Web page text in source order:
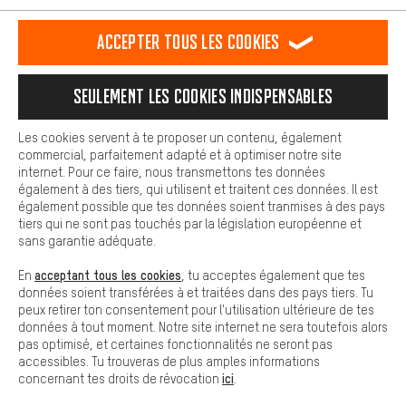
RÉSILIER LE CONTRAT Communauté d'Aix-la-Chapelle
Programme d'affiliation Mentions Légales Protection des données
Conditions générales de vente Plateforme d'Alerte
Reprise des batteries Corepile Paramètres de cookies
Modifier le contraste
Tous les prix s'entendent en euros (MwSt hors) plus les
frais de portpour la livraison versÉtats-Unis.
est plus confortable. Avec les cookies de confort, nous
Nous pouvons ainsi mettre à ta disposition d'autres contenus et
informations utiles. De plus, tu as la possibilité d'utiliser des
facilement les bons produits. Par exemple, nous proposons une
facilement aux questions.
Cookies de base
Les cookies de base garantissent que tu puisses utiliser les
fonctions de notre site web.
Accepter tous les cookies
Seulement les cookies indispensables
Les cookies servent à te proposer un contenu, également
commercial, parfaitement adapté et à optimiser notre site
internet. Pour ce faire, nous transmettons tes données
également à des tiers, qui utilisent et traitent ces données. Il est
également possible que tes données soient tranmises à des pays
tiers qui ne sont pas touchés par la législation européenne et
sans garantie adéquate.
En acceptant tous les cookies , tu acceptes également que tes
données soient transférées à et traitées dans des pays tiers. Tu
peux retirer ton consentement pour l'utilisation ultérieure de tes
données à tout moment. Notre site internet ne sera toutefois alors
pas optimisé, et certaines fonctionnalités ne seront pas
accessibles. Tu trouveras de plus amples informations
concernant tes droits de révocation ici